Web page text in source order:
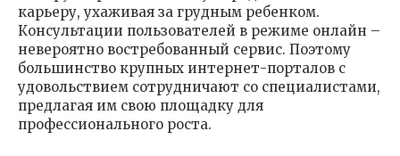
карьеру, ухаживая за грудным ребенком.
Консультации пользователей в режиме онлайн –
невероятно востребованный сервис. Поэтому
большинство крупных интернет-порталов с
удовольствием сотрудничают со специалистами,
предлагая им свою площадку для
профессионального роста.